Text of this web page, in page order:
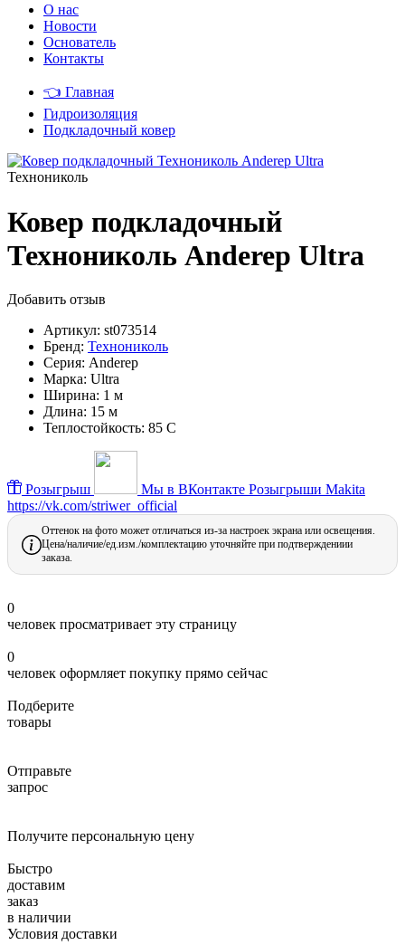
О нас
Новости
Основатель
Контакты
👈 Главная
Гидроизоляция
Подкладочный ковер
Технониколь
Ковер подкладочный
Технониколь Anderep Ultra
Добавить отзыв
Артикул: st073514
Бренд: Технониколь
Серия: Anderep
Марка: Ultra
Ширина: 1 м
Длина: 15 м
Теплостойкость: 85 С
Розыгрыш Мы в ВКонтакте Розыгрыши Makita
https://vk.com/striwer_official
Оттенок на фото может отличаться из-за настроек экрана или освещения.
Цена/наличие/ед.изм./комплектацию уточняйте при подтверждениии
заказа.
0
человек просматривает эту страницу
0
человек оформляет покупку прямо сейчас
Подберите
товары
Отправьте
запрос
Получите персональную цену
Быстро
доставим
заказ
в наличии
Условия доставки